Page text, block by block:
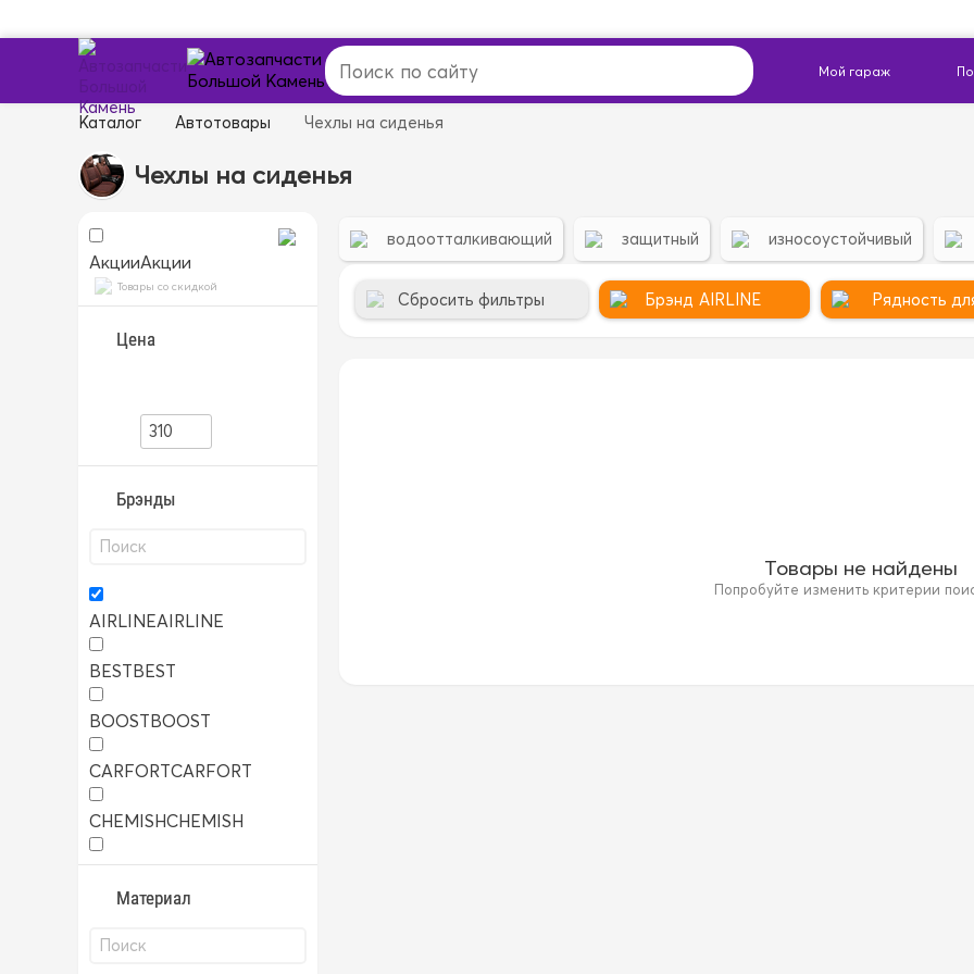
Каталог Автотовары Чехлы на сиденья
Чехлы на сиденья
АкцииАкции
Товары со скидкой
Цена
Брэнды
AIRLINEAIRLINE
BESTBEST
BOOSTBOOST
CARFORTCARFORT
CHEMISHCHEMISH
TRSTRS
Материал
водоотталкивающий защитный износоустойчивый
Сбросить фильтры Брэнд AIRLINE Рядность
Товары не найдены
Попробуйте изменить критерии